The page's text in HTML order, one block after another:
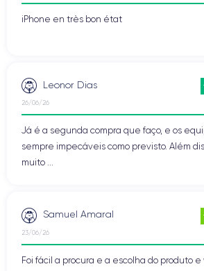
iPhone en très bon état
Leonor Dias
26/06/26
Já é a segunda compra que faço, e os
sempre impecáveis como previsto. Além
muito ...
Samuel Amaral
23/06/26
Foi fácil a procura e a escolha do produto